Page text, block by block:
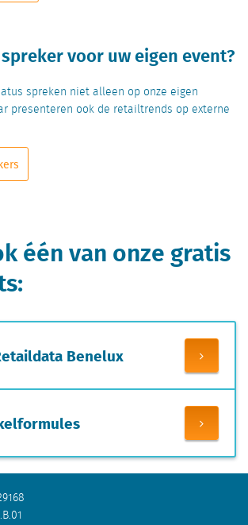
voor uw eigen event?
spreken niet alleen op onze eigen
presenteren ook de retailtrends op externe
één van onze gratis
Benelux